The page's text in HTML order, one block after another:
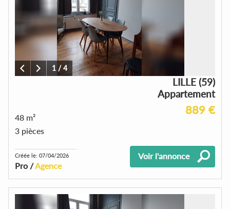
1 /4
LILLE (59)
Appartement
889 €
48 m²
3 pièces
Créée le: 07/04/2026
Pro /Agence
Voir l'annonce